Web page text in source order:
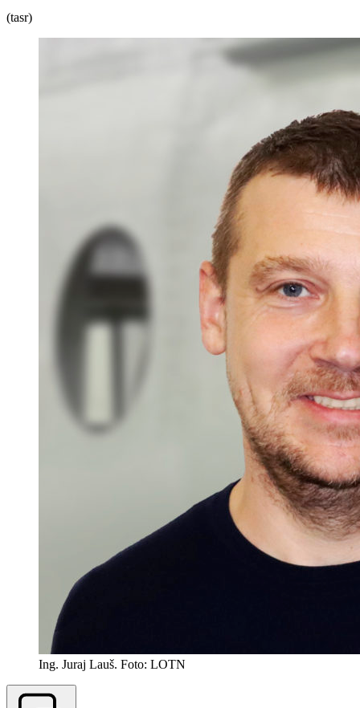
(tasr)
Ing. Juraj Lauš. Foto: LOTN